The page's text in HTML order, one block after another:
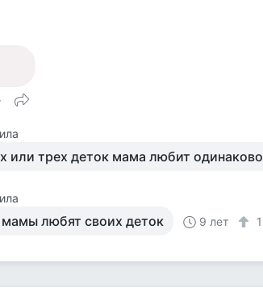
или трех деток мама любит одинаково
мамы любят своих деток 9 лет 1